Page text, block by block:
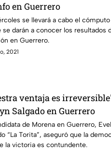
en Guerrero
se llevará a cabo el
se darán a conocer los resultados
en Guerrero.
2021
ventaja es
Salgado en Guerrero
de Morena en Guerrero,
“La Torita”, aseguró que la
la victoria es contundente.